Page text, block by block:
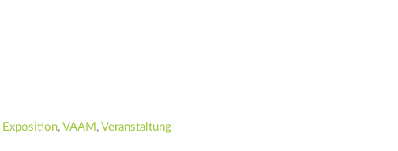
Exposition, VAAM , Veranstaltung